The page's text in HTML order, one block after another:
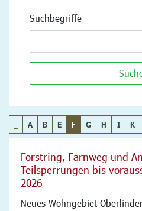
Suchbegriffe
A B E F G H I K
Forstring, Farnweg und
Teilsperrungen bis
2026
Neues Wohngebiet